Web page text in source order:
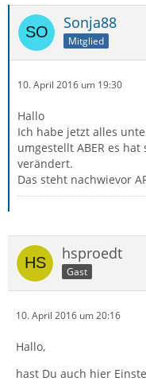
Sonja88
Mitglied
10. April 2016 um 19:30
Hallo
Ich habe jetzt alles
umgestellt ABER es
verändert.
Das steht nachwievor
hsproedt
Gast
10. April 2016 um 20:16
Hallo,
hast Du auch hier